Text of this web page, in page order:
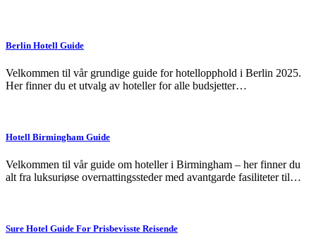
Berlin Hotell Guide
Velkommen til vår grundige guide for hotellopphold i Berlin 2025.
Her finner du et utvalg av hoteller for alle budsjetter…
Hotell Birmingham Guide
Velkommen til vår guide om hoteller i Birmingham – her finner du
alt fra luksuriøse overnattingssteder med avantgarde fasiliteter til…
Sure Hotel Guide For Prisbevisste Reisende